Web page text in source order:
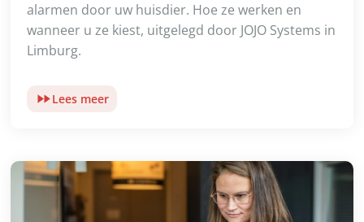
alarmen door uw huisdier. Hoe ze werken en
wanneer u ze kiest, uitgelegd door JOJO Systems in
Limburg.
Lees meer